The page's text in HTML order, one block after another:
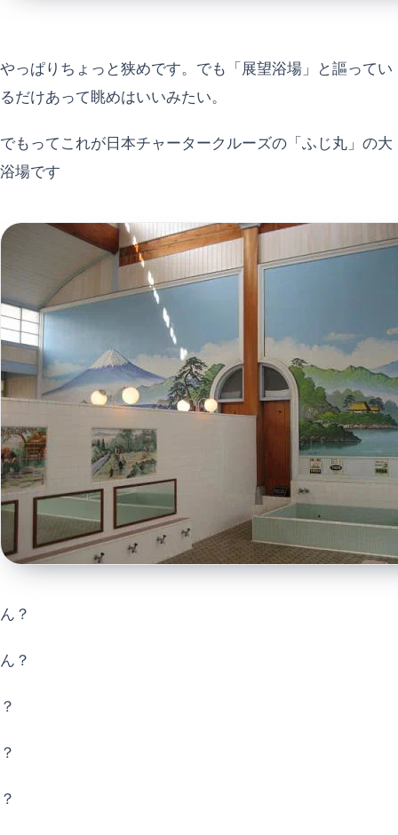
やっぱりちょっと狭めです。でも「展望浴場」と謳ってい
るだけあって眺めはいいみたい。
でもってこれが日本チャータークルーズの「ふじ丸」の大
浴場です
ん？
ん？
？
？
？